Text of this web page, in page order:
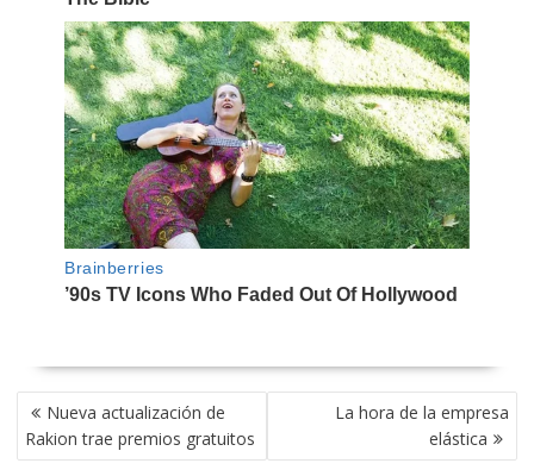
NAVEGACIÓN
DE
ENTRADAS
Nueva actualización de
Rakion trae premios gratuitos
La hora de la empresa
elástica